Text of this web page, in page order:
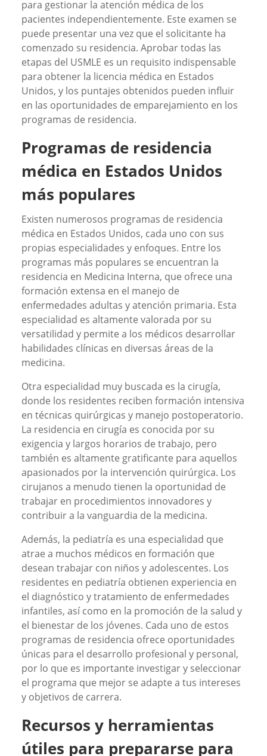
para gestionar la atención médica de los
pacientes independientemente. Este examen se
puede presentar una vez que el solicitante ha
comenzado su residencia. Aprobar todas las
etapas del USMLE es un requisito indispensable
para obtener la licencia médica en Estados
Unidos, y los puntajes obtenidos pueden influir
en las oportunidades de emparejamiento en los
programas de residencia.
Programas de residencia
médica en Estados Unidos
más populares
Existen numerosos programas de residencia
médica en Estados Unidos, cada uno con sus
propias especialidades y enfoques. Entre los
programas más populares se encuentran la
residencia en Medicina Interna, que ofrece una
formación extensa en el manejo de
enfermedades adultas y atención primaria. Esta
especialidad es altamente valorada por su
versatilidad y permite a los médicos desarrollar
habilidades clínicas en diversas áreas de la
medicina.
Otra especialidad muy buscada es la cirugía,
donde los residentes reciben formación intensiva
en técnicas quirúrgicas y manejo postoperatorio.
La residencia en cirugía es conocida por su
exigencia y largos horarios de trabajo, pero
también es altamente gratificante para aquellos
apasionados por la intervención quirúrgica. Los
cirujanos a menudo tienen la oportunidad de
trabajar en procedimientos innovadores y
contribuir a la vanguardia de la medicina.
Además, la pediatría es una especialidad que
atrae a muchos médicos en formación que
desean trabajar con niños y adolescentes. Los
residentes en pediatría obtienen experiencia en
el diagnóstico y tratamiento de enfermedades
infantiles, así como en la promoción de la salud y
el bienestar de los jóvenes. Cada uno de estos
programas de residencia ofrece oportunidades
únicas para el desarrollo profesional y personal,
por lo que es importante investigar y seleccionar
el programa que mejor se adapte a tus intereses
y objetivos de carrera.
Recursos y herramientas
útiles para prepararse para